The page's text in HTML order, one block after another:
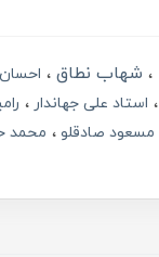
شهاب نطاق
استاد علی جهاندار
مسعود صادقلو
محمد